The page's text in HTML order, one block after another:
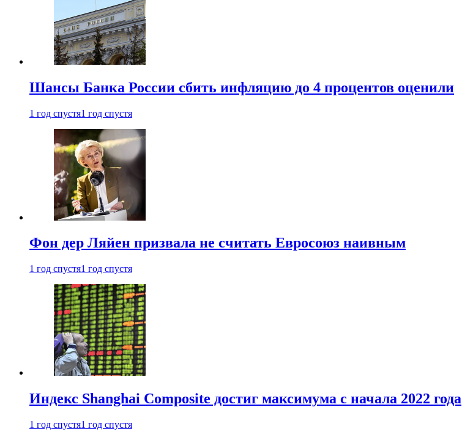
Шансы Банка России сбить инфляцию до 4 процентов оценили
1 год спустя1 год спустя
Фон дер Ляйен призвала не считать Евросоюз наивным
1 год спустя1 год спустя
Индекс Shanghai Composite достиг максимума с начала 2022 года
1 год спустя1 год спустя